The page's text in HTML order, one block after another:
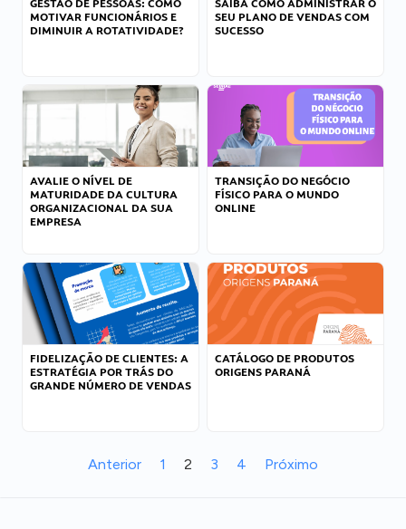
GESTÃO DE PESSOAS: COMO
MOTIVAR FUNCIONÁRIOS E
DIMINUIR A ROTATIVIDADE?
SAIBA COMO ADMINISTRAR O
SEU PLANO DE VENDAS COM
SUCESSO
AVALIE O NÍVEL DE
MATURIDADE DA CULTURA
ORGANIZACIONAL DA SUA
EMPRESA
TRANSIÇÃO DO NEGÓCIO
FÍSICO PARA O MUNDO
ONLINE
FIDELIZAÇÃO DE CLIENTES: A
ESTRATÉGIA POR TRÁS DO
GRANDE NÚMERO DE VENDAS
CATÁLOGO DE PRODUTOS
ORIGENS PARANÁ
Anterior 1 2 3 4 Próximo